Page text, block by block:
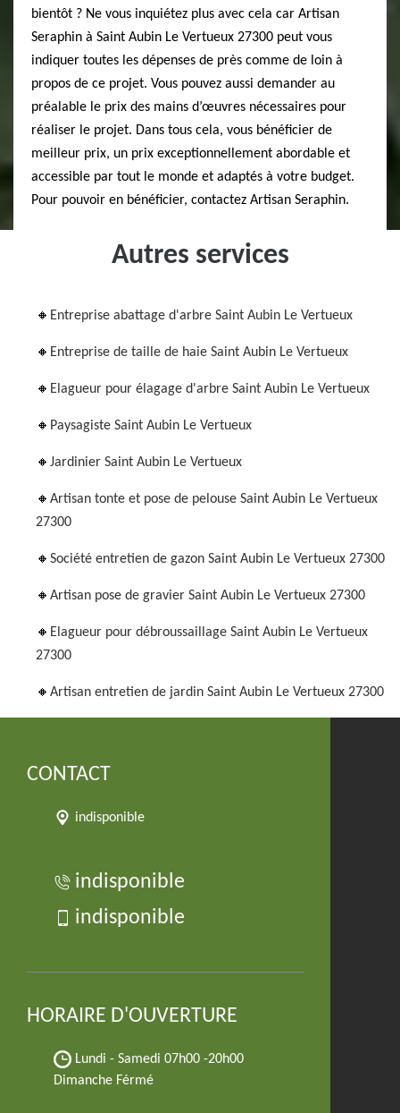
bientôt ? Ne vous inquiétez plus avec cela car Artisan
Seraphin à Saint Aubin Le Vertueux 27300 peut vous
indiquer toutes les dépenses de près comme de loin à
propos de ce projet. Vous pouvez aussi demander au
préalable le prix des mains d’œuvres nécessaires pour
réaliser le projet. Dans tous cela, vous bénéficier de
meilleur prix, un prix exceptionnellement abordable et
accessible par tout le monde et adaptés à votre budget.
Pour pouvoir en bénéficier, contactez Artisan Seraphin.
Autres services
Entreprise abattage d'arbre Saint Aubin Le Vertueux
Entreprise de taille de haie Saint Aubin Le Vertueux
Elagueur pour élagage d'arbre Saint Aubin Le Vertueux
Paysagiste Saint Aubin Le Vertueux
Jardinier Saint Aubin Le Vertueux
Artisan tonte et pose de pelouse Saint Aubin Le Vertueux
27300
Société entretien de gazon Saint Aubin Le Vertueux 27300
Artisan pose de gravier Saint Aubin Le Vertueux 27300
Elagueur pour débroussaillage Saint Aubin Le Vertueux
27300
Artisan entretien de jardin Saint Aubin Le Vertueux 27300
CONTACT
indisponible
indisponible
indisponible
HORAIRE D'OUVERTURE
Lundi - Samedi 07h00 -20h00
Dimanche Férmé